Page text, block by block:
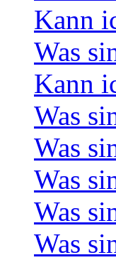
Kann
Was
Kann
Was
Was
Was
Was
Was